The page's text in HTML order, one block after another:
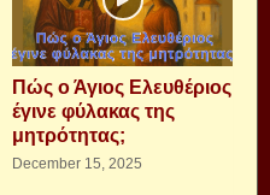
Πώς ο Άγιος Ελευθέριος
έγινε φύλακας της
μητρότητας;
December 15, 2025